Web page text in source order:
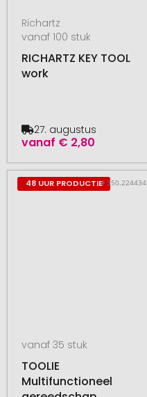
Richartz
vanaf 100 stuk
RICHARTZ KEY TOOL
work
vanaf € 2,80
27. augustus
48 UUR PRODUCTIE# 350.224434
vanaf 35 stuk
TOOLIE
Multifunctioneel